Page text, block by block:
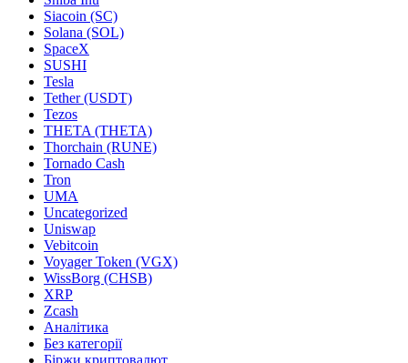
Siacoin (SC)
Solana (SOL)
SpaceX
SUSHI
Tesla
Tether (USDT)
Tezos
THETA (THETA)
Thorchain (RUNE)
Tornado Cash
Tron
UMA
Uncategorized
Uniswap
Vebitcoin
Voyager Token (VGX)
WissBorg (CHSB)
XRP
Zcash
Аналітика
Без категорії
Біржи криптовалют